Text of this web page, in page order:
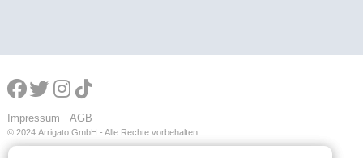
Impressum AGB
© 2024 Arrigato GmbH - Alle Rechte vorbehalten